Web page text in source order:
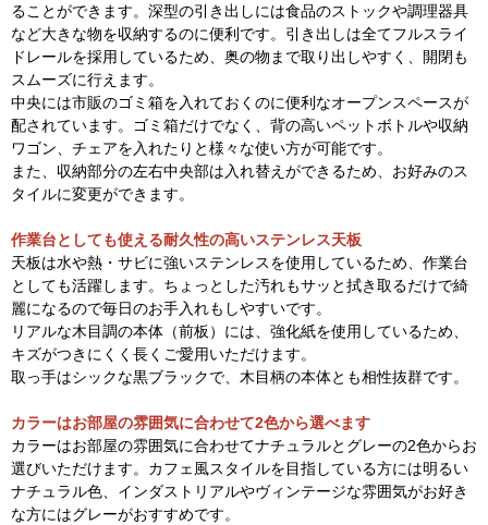
ることができます。深型の引き出しには食品のストックや調理器具
など大きな物を収納するのに便利です。引き出しは全てフルスライ
ドレールを採用しているため、奥の物まで取り出しやすく、開閉も
スムーズに行えます。
中央には市販のゴミ箱を入れておくのに便利なオープンスペースが
配されています。ゴミ箱だけでなく、背の高いペットボトルや収納
ワゴン、チェアを入れたりと様々な使い方が可能です。
また、収納部分の左右中央部は入れ替えができるため、お好みのス
タイルに変更ができます。
作業台としても使える耐久性の高いステンレス天板
天板は水や熱・サビに強いステンレスを使用しているため、作業台
としても活躍します。ちょっとした汚れもサッと拭き取るだけで綺
麗になるので毎日のお手入れもしやすいです。
リアルな木目調の本体（前板）には、強化紙を使用しているため、
キズがつきにくく長くご愛用いただけます。
取っ手はシックな黒ブラックで、木目柄の本体とも相性抜群です。
カラーはお部屋の雰囲気に合わせて2色から選べます
カラーはお部屋の雰囲気に合わせてナチュラルとグレーの2色からお
選びいただけます。カフェ風スタイルを目指している方には明るい
ナチュラル色、インダストリアルやヴィンテージな雰囲気がお好き
な方にはグレーがおすすめです。